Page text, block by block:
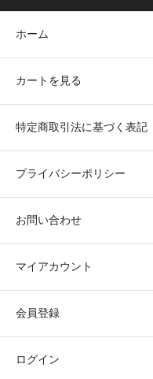
ホーム
カートを見る
特定商取引法に基づく表記
プライバシーポリシー
お問い合わせ
マイアカウント
会員登録
ログイン